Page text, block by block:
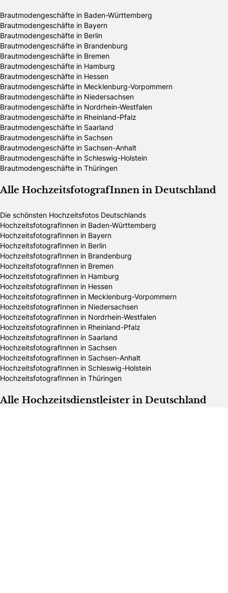
Brautmodengeschäfte in Baden-Württemberg
Brautmodengeschäfte in Bayern
Brautmodengeschäfte in Berlin
Brautmodengeschäfte in Brandenburg
Brautmodengeschäfte in Bremen
Brautmodengeschäfte in Hamburg
Brautmodengeschäfte in Hessen
Brautmodengeschäfte in Mecklenburg-Vorpommern
Brautmodengeschäfte in Niedersachsen
Brautmodengeschäfte in Nordrhein-Westfalen
Brautmodengeschäfte in Rheinland-Pfalz
Brautmodengeschäfte in Saarland
Brautmodengeschäfte in Sachsen
Brautmodengeschäfte in Sachsen-Anhalt
Brautmodengeschäfte in Schleswig-Holstein
Brautmodengeschäfte in Thüringen
Alle HochzeitsfotografInnen in Deutschland
Die schönsten Hochzeitsfotos Deutschlands
HochzeitsfotografInnen in Baden-Württemberg
HochzeitsfotografInnen in Bayern
HochzeitsfotografInnen in Berlin
HochzeitsfotografInnen in Brandenburg
HochzeitsfotografInnen in Bremen
HochzeitsfotografInnen in Hamburg
HochzeitsfotografInnen in Hessen
HochzeitsfotografInnen in Mecklenburg-Vorpommern
HochzeitsfotografInnen in Niedersachsen
HochzeitsfotografInnen in Nordrhein-Westfalen
HochzeitsfotografInnen in Rheinland-Pfalz
HochzeitsfotografInnen in Saarland
HochzeitsfotografInnen in Sachsen
HochzeitsfotografInnen in Sachsen-Anhalt
HochzeitsfotografInnen in Schleswig-Holstein
HochzeitsfotografInnen in Thüringen
Alle Hochzeitsdienstleister in Deutschland